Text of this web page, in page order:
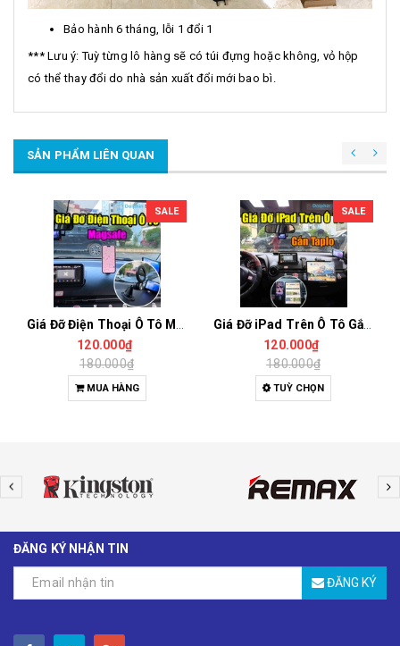
Bảo hành 6 tháng, lỗi 1 đổi 1
*** Lưu ý: Tuỳ từng lô hàng sẽ có túi đựng hoặc không, vỏ hộp
có thể thay đổi do nhà sản xuất đổi mới bao bì.
SẢN PHẨM LIÊN QUAN
SALE
120.000₫
180.000₫
MUA HÀNG
SALE
120.000₫
180.000₫
TUỲ CHỌN
ĐĂNG KÝ NHẬN TIN
ĐĂNG KÝ